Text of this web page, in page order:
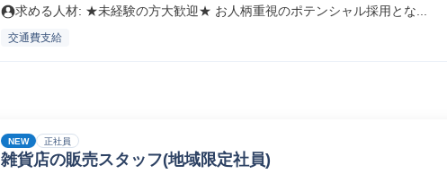
求める人材: ★未経験の方大歓迎★ お人柄重視のポテンシャル採用とな...
交通費支給
NEW 正社員
雑貨店の販売スタッフ(地域限定社員)